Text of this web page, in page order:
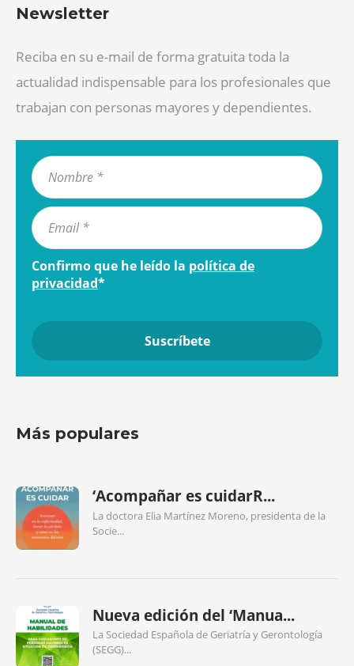
Newsletter
Reciba en su e-mail de forma gratuita toda la
actualidad indispensable para los profesionales que
trabajan con personas mayores y dependientes.
Confirmo que he leído la política de
privacidad*
Más populares
‘Acompañar es cuidarR...
La doctora Elia Martínez Moreno, presidenta de la
Socie...
Nueva edición del ‘Manua...
La Sociedad Española de Geriatría y Gerontología
(SEGG)...